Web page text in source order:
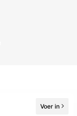
Voer in